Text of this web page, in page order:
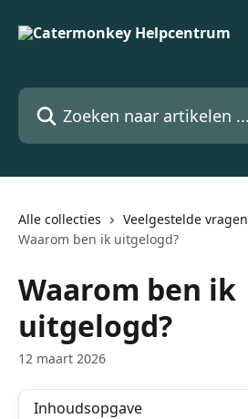
Zoeken naar artikelen ...
Alle collecties
Veelgestelde vragen
Waarom ben ik uitgelogd?
Waarom ben ik
uitgelogd?
12 maart 2026
Inhoudsopgave